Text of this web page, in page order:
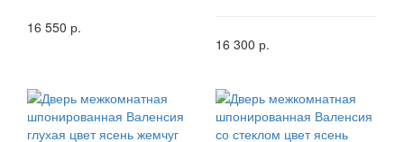
16 550 р.
16 300 р.